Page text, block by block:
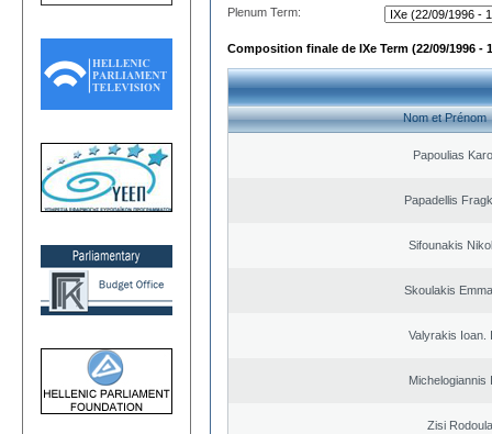
Plenum Term:
Composition finale de IXe Term (22/09/1996 -
Nom et Prénom
Papoulias
Papadellis
Sifounakis
Skoulakis
Valyrakis Ioan.
Michelogiannis
Zisi Rodoula